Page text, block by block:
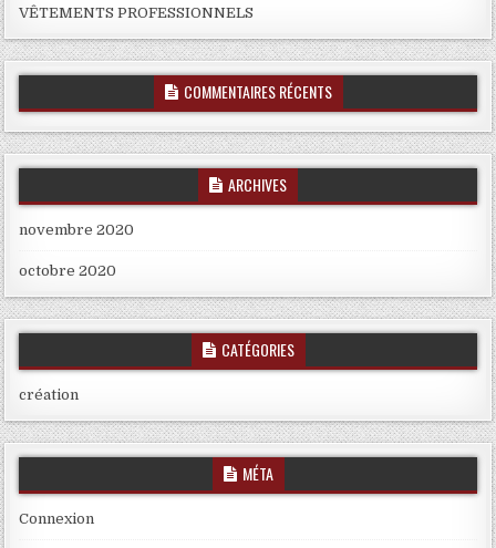
VÊTEMENTS PROFESSIONNELS
COMMENTAIRES RÉCENTS
ARCHIVES
novembre 2020
octobre 2020
CATÉGORIES
création
MÉTA
Connexion